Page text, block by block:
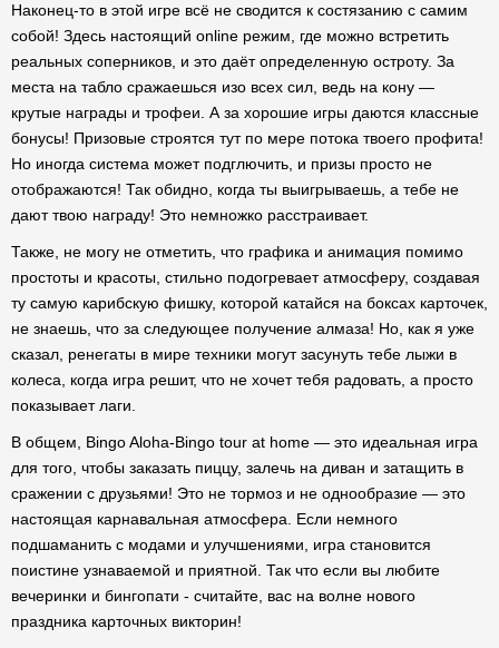
Наконец-то в этой игре всё не сводится к состязанию с самим
собой! Здесь настоящий online режим, где можно встретить
реальных соперников, и это даёт определенную остроту. За
места на табло сражаешься изо всех сил, ведь на кону —
крутые награды и трофеи. А за хорошие игры даются классные
бонусы! Призовые строятся тут по мере потока твоего профита!
Но иногда система может подглючить, и призы просто не
отображаются! Так обидно, когда ты выигрываешь, а тебе не
дают твою награду! Это немножко расстраивает.
Также, не могу не отметить, что графика и анимация помимо
простоты и красоты, стильно подогревает атмосферу, создавая
ту самую карибскую фишку, которой катайся на боксах карточек,
не знаешь, что за следующее получение алмаза! Но, как я уже
сказал, ренегаты в мире техники могут засунуть тебе лыжи в
колеса, когда игра решит, что не хочет тебя радовать, а просто
показывает лаги.
В общем, Bingo Aloha-Bingo tour at home — это идеальная игра
для того, чтобы заказать пиццу, залечь на диван и затащить в
сражении с друзьями! Это не тормоз и не однообразие — это
настоящая карнавальная атмосфера. Если немного
подшаманить с модами и улучшениями, игра становится
поистине узнаваемой и приятной. Так что если вы любите
вечеринки и бингопати - считайте, вас на волне нового
праздника карточных викторин!